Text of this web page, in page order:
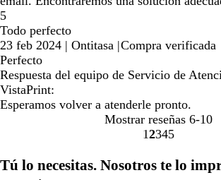
5
Todo perfecto
23 feb 2024 | Ontitasa |Compra verificada
Perfecto
Respuesta del equipo de Servicio de
VistaPrint:
Esperamos volver a atenderle pronto.
Mostrar reseñas 6-10
Ir
la
1 Ir
la
2Ir
la
3Ir
la
4Ir
la
5
Tú lo necesitas. Nosotros te lo